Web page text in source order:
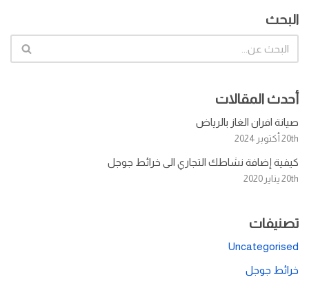
البحث
أحدث المقالات
صيانة افران الغاز بالرياض
20th أكتوبر 2024
كيفية إضافة نشاطك التجاري الى خرائط جوجل
20th يناير 2020
تصنيفات
Uncategorised
خرائط جوجل